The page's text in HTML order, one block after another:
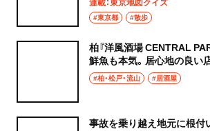
#東京都 #散歩
柏『洋風酒場 CENTRAL
鮮魚も本気。居心地の良い
たい夜
#柏・松戸・流山 #居酒屋
事故を乗り越え地元に根付